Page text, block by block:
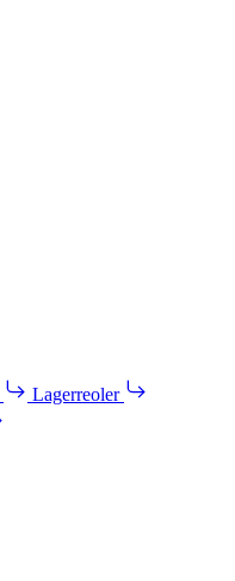
Lagerreoler